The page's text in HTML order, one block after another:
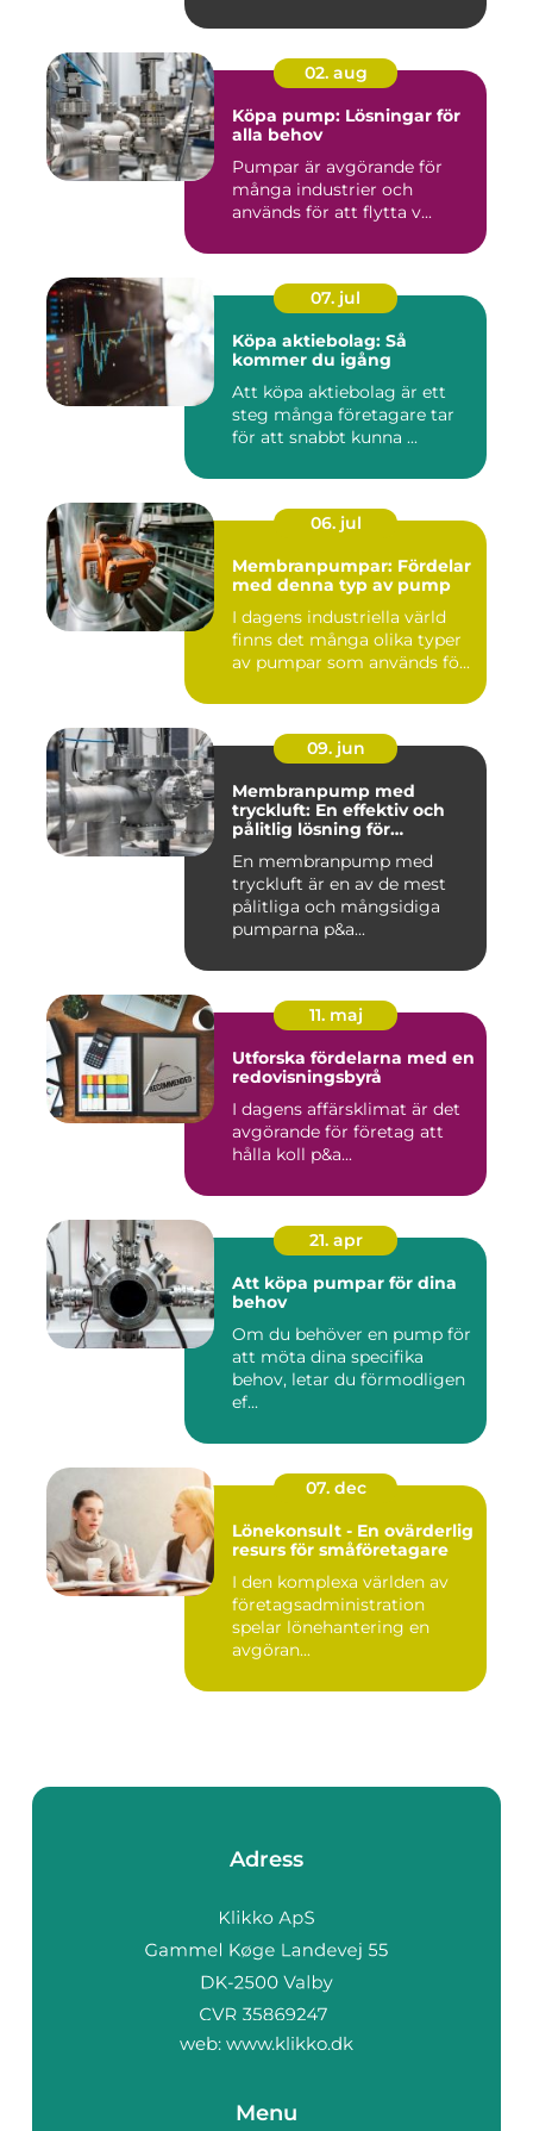
02. aug
Köpa pump: Lösningar för
alla behov
Pumpar är avgörande för
många industrier och
används för att flytta v...
07. jul
Köpa aktiebolag: Så
kommer du igång
Att köpa aktiebolag är ett
steg många företagare tar
för att snabbt kunna ...
06. jul
Membranpumpar: Fördelar
med denna typ av pump
I dagens industriella värld
finns det många olika typer
av pumpar som används fö...
09. jun
Membranpump med
tryckluft: En effektiv och
pålitlig lösning för
En membranpump med
tryckluft är en av de mest
pålitliga och mångsidiga
pumparna p&a...
11. maj
Utforska fördelarna med en
redovisningsbyrå
I dagens affärsklimat är det
avgörande för företag att
hålla koll p&a...
21. apr
Att köpa pumpar för dina
behov
Om du behöver en pump för
att möta dina specifika
behov, letar du förmodligen
ef...
07. dec
Lönekonsult - En ovärderlig
resurs för småföretagare
I den komplexa världen av
företagsadministration
spelar lönehantering en
avgöran...
Adress
web: www.klikko.dk
Menu